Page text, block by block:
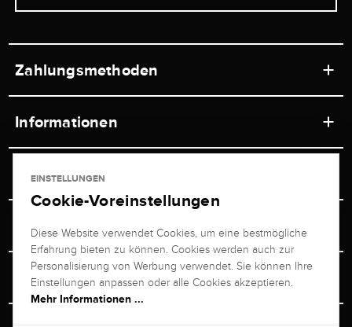
Zahlungsmethoden
Informationen
Ladengeschäft
Versand & Zahlung
Ratgeber
Service
Newsletterabmeldung
Retouren-Service
Juwelier Brogle
Über uns
Unternehmen
Persönlicher Berater
EINSTELLUNGEN
Cookie-Voreinstellungen
Diese Website verwendet Cookies, um eine bestmögliche
Erfahrung bieten zu können. Cookies werden auch zur
Personalisierung von Werbung verwendet. Sie können Ihre
Einstellungen anpassen oder alle Cookies akzeptieren.
Mehr Informationen ...